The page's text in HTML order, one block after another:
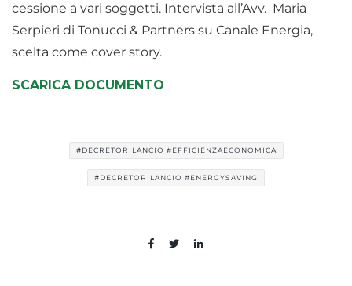
cessione a vari soggetti. Intervista all’Avv. Maria
Serpieri di Tonucci & Partners su Canale Energia,
scelta come cover story.
SCARICA DOCUMENTO
#DECRETORILANCIO #EFFICIENZAECONOMICA
#DECRETORILANCIO #ENERGYSAVING